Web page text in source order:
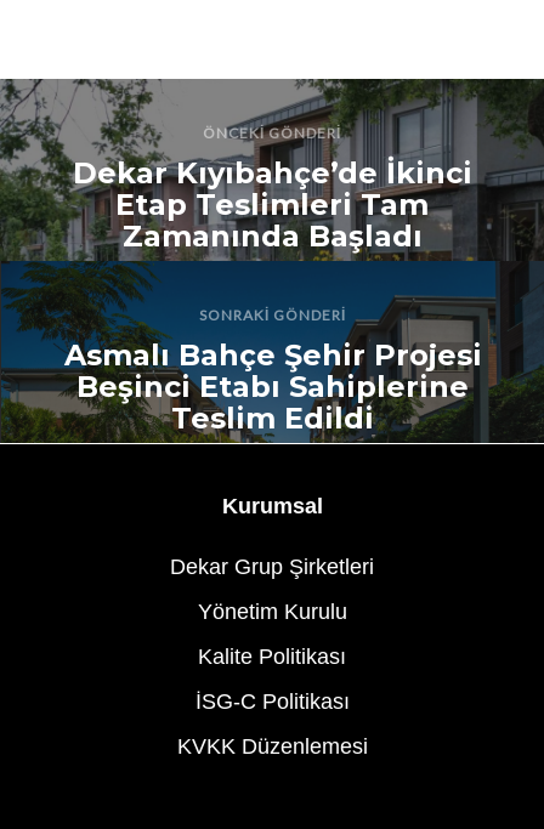
ÖNCEKI GÖNDERI
Dekar Kıyıbahçe’de İkinci
Etap Teslimleri Tam
Zamanında Başladı
SONRAKI GÖNDERI
Asmalı Bahçe Şehir Projesi
Beşinci Etabı Sahiplerine
Teslim Edildi
Kurumsal
Dekar Grup Şirketleri
Yönetim Kurulu
Kalite Politikası
İSG-C Politikası
KVKK Düzenlemesi